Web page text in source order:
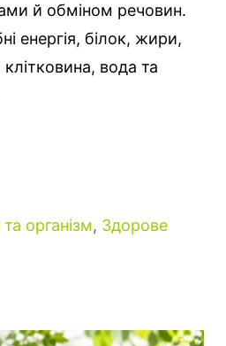
й обміном речовин.
енергія, білок, жири,
клітковина, вода та
організм, Здорове